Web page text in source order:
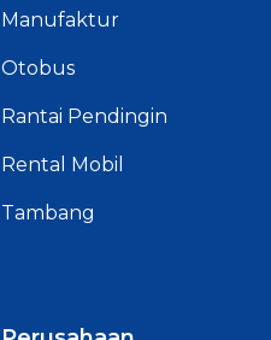
Manufaktur
Otobus
Rantai Pendingin
Rental Mobil
Tambang